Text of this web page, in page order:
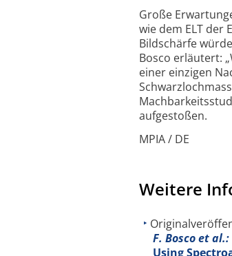
Große
wie dem ELT
Bildschärfe
Bosco erläutert:
einer einzigen
aufgestoßen.
MPIA / DE
Weitere
F. Bosco et al.:
Using